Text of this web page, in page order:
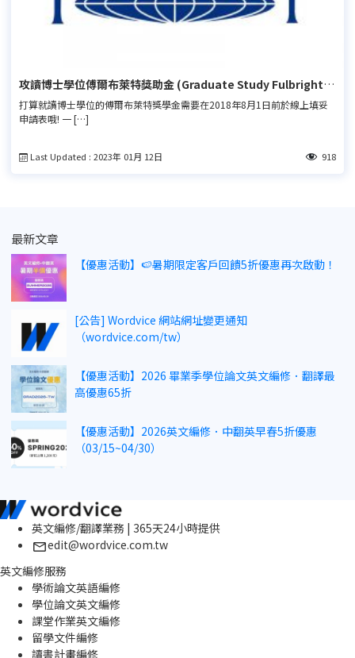
攻讀博士學位傅爾布萊特獎助金 (Graduate Study Fulbright
Grants)
打算就讀博士學位的傅爾布萊特獎學金需要在2018年8月1日前於線上填妥
申請表哦! 一 […]
Last Updated : 2023年 01月 12日 918
最新文章
【優惠活動】🍉暑期限定客戶回饋5折優惠再次啟動！
[公告] Wordvice 網站網址變更通知
（wordvice.com/tw）
【優惠活動】2026 畢業季學位論文英文編修．翻譯最
高優惠65折
【優惠活動】2026英文編修．中翻英早春5折優惠
（03/15~04/30）
英文編修/翻譯業務 | 365天24小時提供
edit@wordvice.com.tw
英文編修服務
學術論文英語編修
學位論文英文編修
課堂作業英文編修
留學文件編修
讀書計畫編修